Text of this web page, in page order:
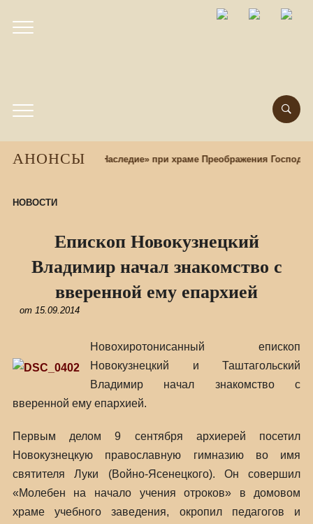
АНОНСЫцентр «Наследие» при храме Преображения
НОВОСТИ
Епископ Новокузнецкий
Владимир начал знакомство с
вверенной ему епархией
от 15.09.2014
Новохиротонисанный епископ
Новокузнецкий и Таштагольский
Владимир начал знакомство с
вверенной ему епархией.
Первым делом 9 сентября архиерей посетил
Новокузнецкую православную гимназию во имя
святителя Луки (Войно-Ясенецкого). Он совершил
«Молебен на начало учения отроков» в домовом
храме учебного заведения, окропил педагогов и